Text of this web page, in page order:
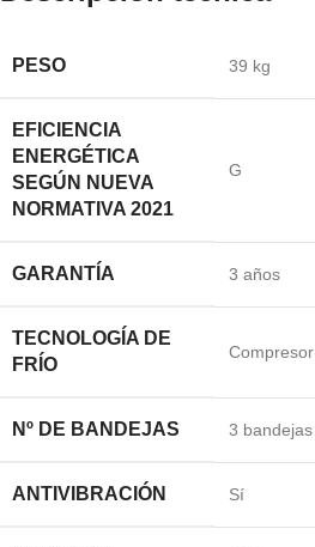
PESO 39 kg
EFICIENCIA
ENERGÉTICA
SEGÚN NUEVA
NORMATIVA 2021
G
GARANTÍA 3 años
TECNOLOGÍA DE
FRÍO
Compresor
Nº DE BANDEJAS 3 bandejas
ANTIVIBRACIÓN Sí